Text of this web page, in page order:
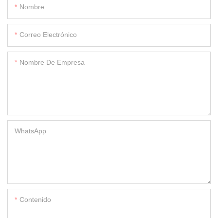
Nombre
Correo Electrónico
Nombre De Empresa
WhatsApp
Contenido